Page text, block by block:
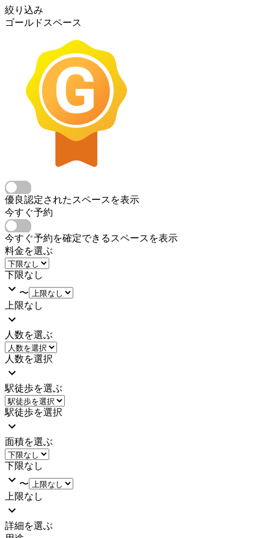
絞り込み
ゴールドスペース
優良認定されたスペースを表示
今すぐ予約
今すぐ予約を確定できるスペースを表示
料金を選ぶ
下限なし
〜
上限なし
人数を選ぶ
人数を選択
駅徒歩を選ぶ
駅徒歩を選択
面積を選ぶ
下限なし
〜
上限なし
詳細を選ぶ